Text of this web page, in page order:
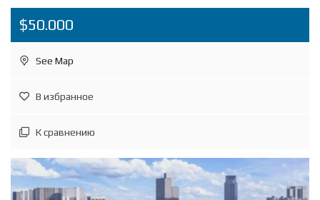
$50.000
See Map
В избранное
К сравнению